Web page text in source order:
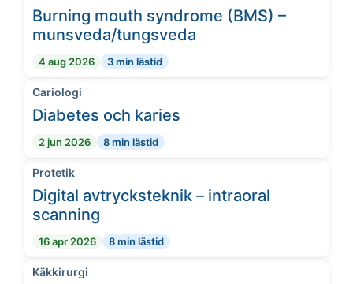
Burning mouth syndrome (BMS) –
munsveda/tungsveda
4 aug 2026 3 min lästid
Cariologi
Diabetes och karies
2 jun 2026 8 min lästid
Protetik
Digital avtrycksteknik – intraoral
scanning
16 apr 2026 8 min lästid
Käkkirurgi